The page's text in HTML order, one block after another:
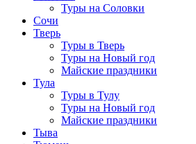
Туры на Соловки
Сочи
Тверь
Туры в Тверь
Туры на Новый год
Майские праздники
Тула
Туры в Тулу
Туры на Новый год
Майские праздники
Тыва